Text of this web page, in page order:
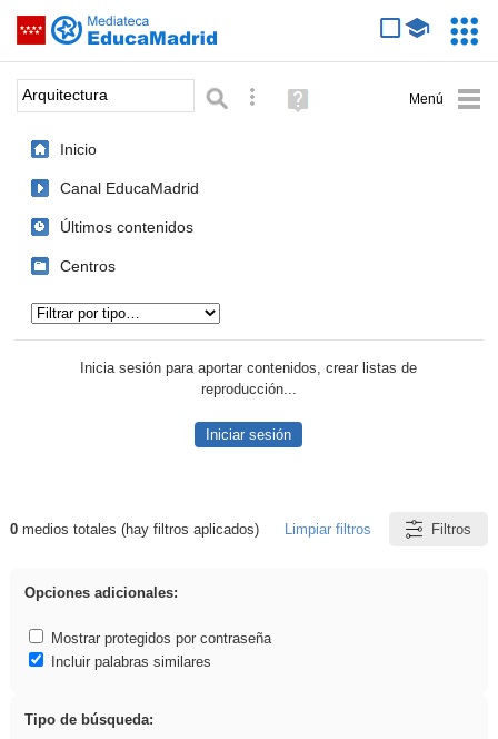
Saltar navegación
Palabra o frase: Búsqueda avanzada
Ayuda
(en
Inicio
Canal EducaMadrid
Últimos contenidos
Centros
Inicia sesión para aportar contenidos, crear listas de
reproducción...
Iniciar sesión
Resultados de: Arquitectura
0medios totales (hay filtros aplicados) Limpiar filtros Filtros
Opciones adicionales:
Mostrar protegidos por contraseña
Incluir palabras similares
Tipo de búsqueda: